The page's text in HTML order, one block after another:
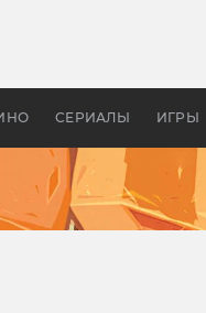
СЕРИАЛЫ ИГРЫ